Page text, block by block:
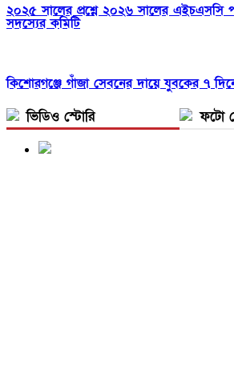
২০২৫ সালের প্রশ্নে ২০২৬ সালের এইচএসসি
সদস্যের কমিটি
কিশোরগঞ্জে গাঁজা সেবনের দায়ে যুবকের ৭
ভিডিও স্টোরি ফটো